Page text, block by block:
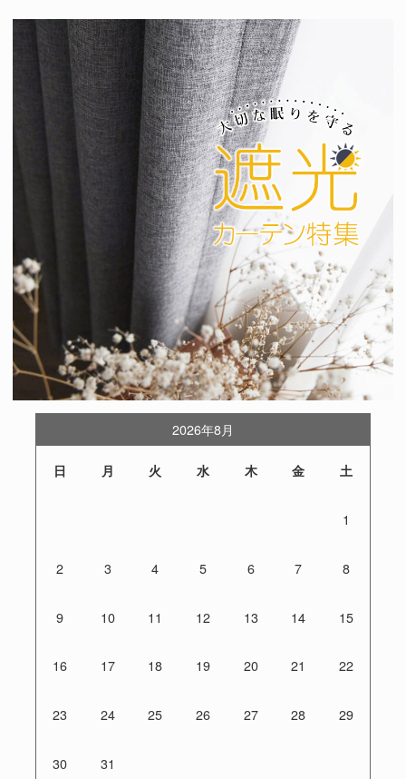
2026年8月
日 月 火 水 木 金 土
1
2 3 4 5 6 7 8
9 10 11 12 13 14 15
16 17 18 19 20 21 22
23 24 25 26 27 28 29
30 31